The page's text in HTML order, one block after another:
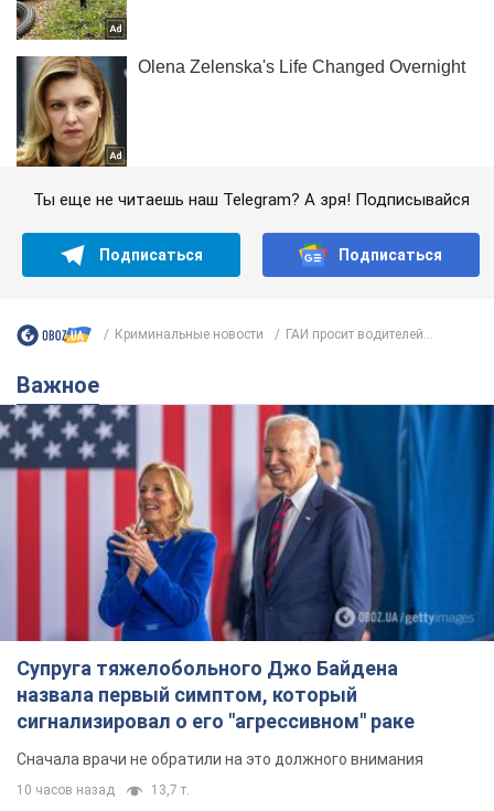
Ты еще не читаешь наш Telegram? А зря! Подписывайся
Подписаться Подписаться
Криминальные новости ГАИ просит водителей...
Важное
Супруга тяжелобольного Джо Байдена
назвала первый симптом, который
сигнализировал о его "агрессивном" раке
Сначала врачи не обратили на это должного внимания
10 часов назад 13,7 т.